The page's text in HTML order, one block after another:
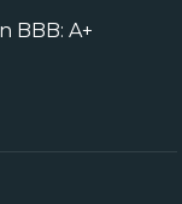
BBB: A+